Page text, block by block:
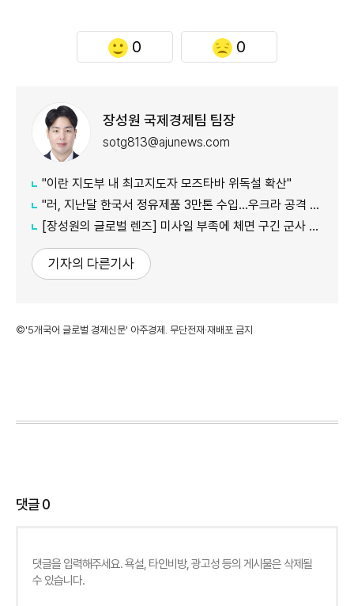
0 0
장성원 국제경제팀 팀장
sotg813@ajunews.com
"이란 지도부 내 최고지도자 모즈타바 위독설 확산"
"러, 지난달 한국서 정유제품 3만톤 수입…우크라 공격 여파"
[장성원의 글로벌 렌즈] 미사일 부족에 체면 구긴 군사 강국, 미국과 러시아
기자의 다른기사
©'5개국어 글로벌 경제신문' 아주경제. 무단전재·재배포 금지
댓글0